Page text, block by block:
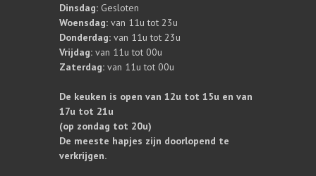
Dinsdag: Gesloten
Woensdag: van 11u tot 23u
Donderdag: van 11u tot 23u
Vrijdag: van 11u tot 00u
Zaterdag: van 11u tot 00u
De keuken is open van 12u tot 15u en van
17u tot 21u
(op zondag tot 20u)
De meeste hapjes zijn doorlopend te
verkrijgen.